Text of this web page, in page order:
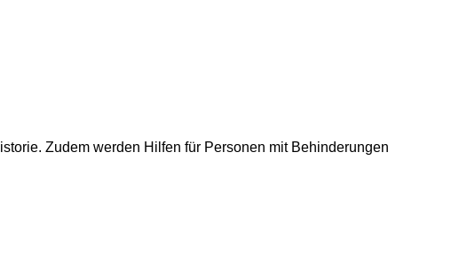
Zudem werden Hilfen für Personen mit Behinderungen